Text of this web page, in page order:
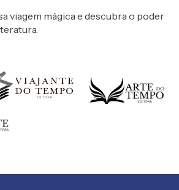
viagem mágica e descubra o poder